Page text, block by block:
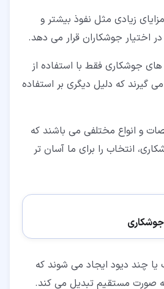
استفاده از جریان DC مزایای زیادی مثل نفوذ بیشتر و
اختیار جوشکاران قرار می دهد.
جوشکاری فقط با استفاده از
گیرند که دلیل دیگری بر استفاده
و انواع مختلفی می باشند که
انتخاب را برای ما آسان تر
یا چند دیود ایجاد می شوند که
صورت مستقیم تبدیل می کند.